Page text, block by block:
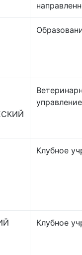
управление
Клубное
Клубное